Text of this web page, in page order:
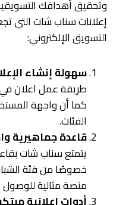
وتحقيق أهدافك
إعلانات سناب شات التي
التسويق الإلكتروني:
سهولة إنشاء
طريقة عمل اعلان
كما أن واجهة
الفئات.
قاعدة جماهيرية
يتمتع سناب شات
خصوصًا من فئة
منصة مثالية
أدوات إعلانية